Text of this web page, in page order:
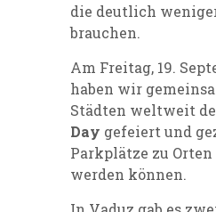
die deutlich
brauchen.
Am Freitag, 19.
haben wir
Städten weltweit
Day gefeiert und
Parkplätze zu
werden können.